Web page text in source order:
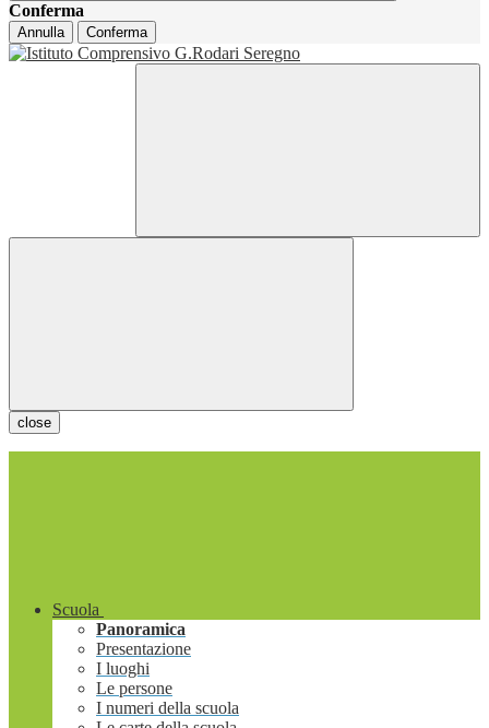
Conferma
Annulla Conferma
close
Scuola
Panoramica
Presentazione
I luoghi
Le persone
I numeri della scuola